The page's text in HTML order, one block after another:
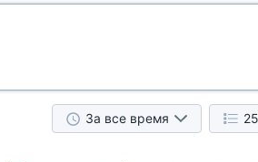
За все время 25